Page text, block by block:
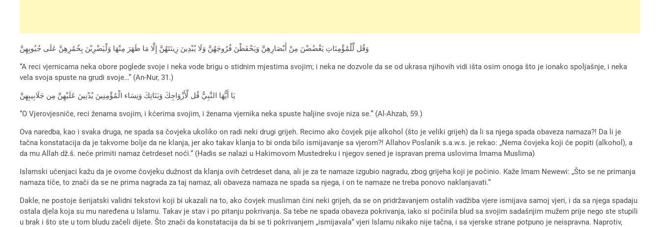
وَقُل لِّلْمُؤْمِنَاتِ يَغْضُضْنَ مِنْ أَبْصَارِهِنَّ وَيَحْفَظْنَ فُرُوجَهُنَّ وَلَا يُبْدِينَ زِينَتَهُنَّ إِلَّا مَا ظَهَرَ مِنْهَا وَلْيَضْرِبْنَ بِخُمُرِهِنَّ عَلَى جُيُوبِهِنَّ
“A reci vjernicama neka obore poglede svoje i neka vode brigu o stidnim mjestima svojim; i neka ne dozvole da se od ukrasa njihovih vidi išta osim onoga što je ionako spoljašnje, i neka
vela svoja spuste na grudi svoje…” (An-Nur, 31.)
يَا أَيُّهَا النَّبِيُّ قُل لِّأَزْوَاجِكَ وَبَنَاتِكَ وَنِسَاء الْمُؤْمِنِينَ يُدْنِينَ عَلَيْهِنَّ مِن جَلَابِيبِهِنَّ
“O Vjerovjesniče, reci ženama svojim, i kćerima svojim, i ženama vjernika neka spuste haljine svoje niza se.” (Al-Ahzab, 59.)
Ova naredba, kao i svaka druga, ne spada sa čovjeka ukoliko on radi neki drugi grijeh. Recimo ako čovjek pije alkohol (što je veliki grijeh) da li sa njega spada obaveza namaza?! Da li je
tačna konstatacija da je takvome bolje da ne klanja, jer ako takav klanja to bi onda bilo ismijavanje sa vjerom?! Allahov Poslanik s.a.w.s. je rekao: „Nema čovjeka koji će popiti (alkohol), a
da mu Allah dž.š. neće primiti namaz četrdeset noći.“ (Hadis se nalazi u Hakimovom Mustedreku i njegov sened je ispravan prema uslovima Imama Muslima)
Islamski učenjaci kažu da je ovome čovjeku dužnost da klanja ovih četrdeset dana, ali je za te namaze izgubio nagradu, zbog grijeha koji je počinio. Kaže Imam Newewi: „Što se ne primanja
namaza tiče, to znači da se ne prima nagrada za taj namaz, ali obaveza namaza ne spada sa njega, i on te namaze ne treba ponovo naklanjavati.“
Dakle, ne postoje šerijatski validni tekstovi koji bi ukazali na to, ako čovjek musliman čini neki grijeh, da se on pridržavanjem ostalih vadžiba vjere ismijava samoj vjeri, i da sa njega spadaju
ostala djela koja su mu naređena u Islamu. Takav je stav i po pitanju pokrivanja. Sa tebe ne spada obaveza pokrivanja, iako si počinila blud sa svojim sadašnjim mužem prije nego ste stupili
u brak i što ste u tom bludu začeli dijete. Što znači da konstatacija da bi se ti pokrivanjem „ismijavala“ vjeri Islamu nikako nije tačna, i sa vjerske strane potpuno je neispravna. Naprotiv,